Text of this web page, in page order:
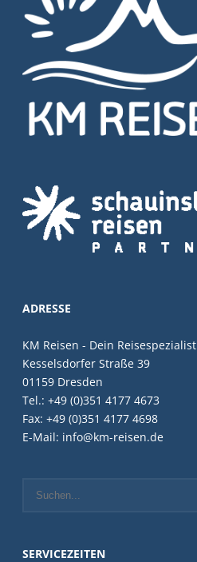
ADRESSE
KM Reisen - Dein Reisespezialist
Kesselsdorfer Straße 39
01159 Dresden
Tel.: +49 (0)351 4177 4673
Fax: +49 (0)351 4177 4698
E-Mail: info@km-reisen.de
SERVICEZEITEN